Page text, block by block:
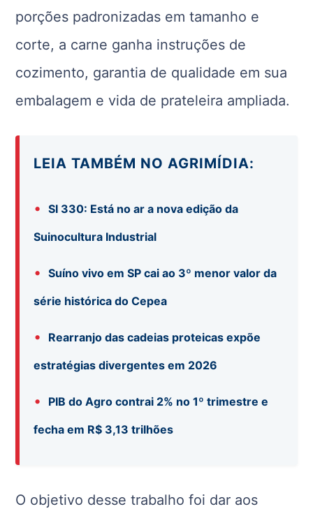
porções padronizadas em tamanho e
corte, a carne ganha instruções de
cozimento, garantia de qualidade em sua
embalagem e vida de prateleira ampliada.
LEIA TAMBÉM NO AGRIMÍDIA:
•
SI 330: Está no ar a nova edição da
Suinocultura Industrial
•
Suíno vivo em SP cai ao 3º menor valor da
série histórica do Cepea
•
Rearranjo das cadeias proteicas expõe
estratégias divergentes em 2026
•
PIB do Agro contrai 2% no 1º trimestre e
fecha em R$ 3,13 trilhões
O objetivo desse trabalho foi dar aos